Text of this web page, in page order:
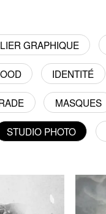
GRAPHIQUE
IDENTITÉ
MASQUES
STUDIO PHOTO